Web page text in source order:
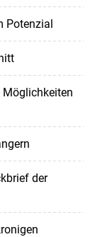
Potenzial
Möglichkeiten
der